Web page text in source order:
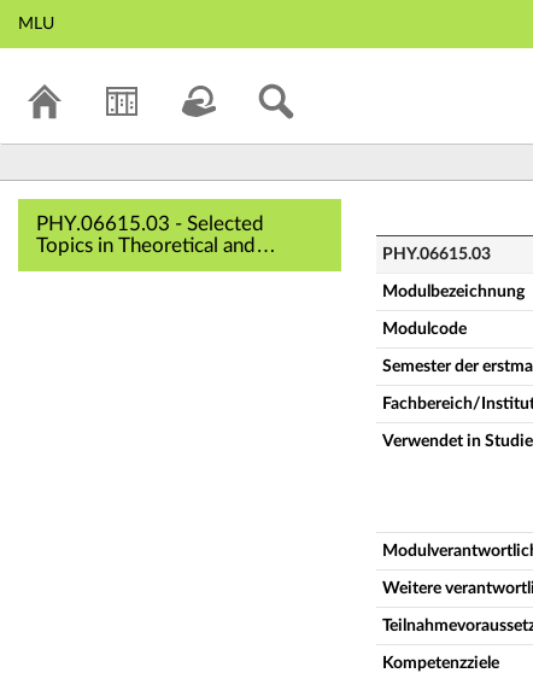
MLU
PHY.06615.03 - Selected
Topics in Theoretical and
Computational Physics
PHY.06615.03
Modulbezeichnung
Modulcode
Semester der
Fachbereich/
Verwendet in
Weitere
Kompetenzziele